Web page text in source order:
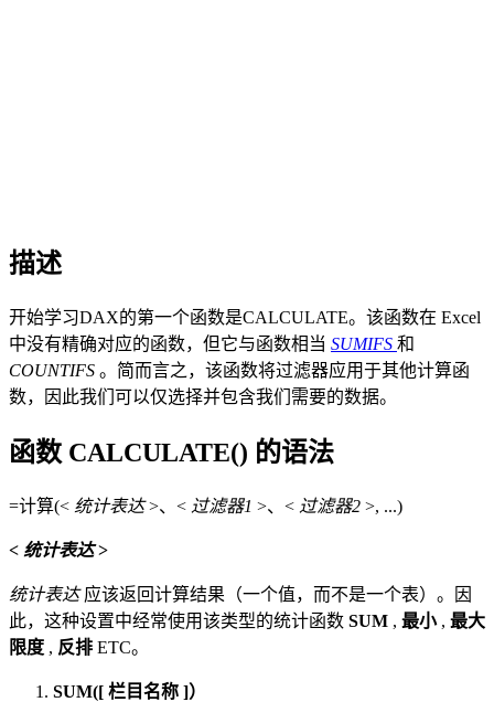
描述
开始学习DAX的第一个函数是CALCULATE。该函数在 Excel
中没有精确对应的函数，但它与函数相当 SUMIFS 和
COUNTIFS 。简而言之，该函数将过滤器应用于其他计算函
数，因此我们可以仅选择并包含我们需要的数据。
函数 CALCULATE() 的语法
=计算(< 统计表达>、< 过滤器1 >、< 过滤器2 >, ...)
< 统计表达>
统计表达应该返回计算结果（一个值，而不是一个表）。因
此，这种设置中经常使用该类型的统计函数 SUM , 最小 , 最大
限度 , 反排 ETC。
SUM([ 栏目名称 ]）